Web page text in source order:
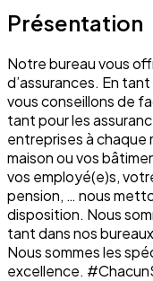
Présentation
Notre bureau vous
d’assurances. En
vous conseillons de
tant pour les
entreprises à
maison ou vos
vos employé(e)s,
pension, … nous
disposition. Nous
tant dans nos
Nous sommes les
excellence.